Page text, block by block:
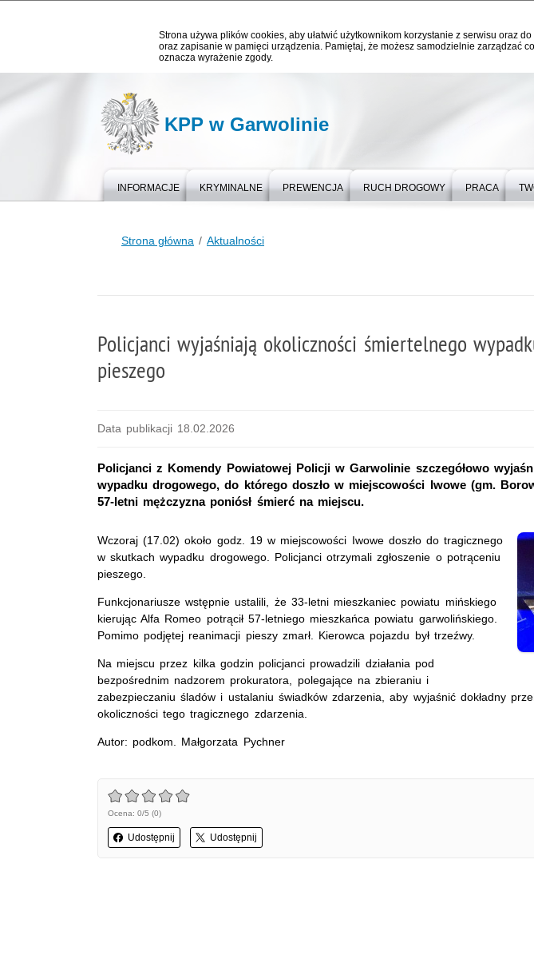
Strona używa plików cookies, aby ułatwić użytkownikom korzystanie z serwisu oraz
oraz zapisanie w pamięci urządzenia. Pamiętaj, że możesz samodzielnie zarządzać
oznacza wyrażenie zgody.
KPP w Garwolinie
INFORMACJE KRYMINALNE PREWENCJA RUCH DROGOWY PRACA
Strona główna Aktualności
Policjanci wyjaśniają okoliczności śmiertelnego
pieszego
Data publikacji 18.02.2026
Policjanci z Komendy Powiatowej Policji w Garwolinie szczegółowo
wypadku drogowego, do którego doszło w miejscowości Iwowe (gm.
57-letni mężczyzna poniósł śmierć na miejscu.
Wczoraj (17.02) około godz. 19 w miejscowości Iwowe doszło do tragicznego
w skutkach wypadku drogowego. Policjanci otrzymali zgłoszenie o potrąceniu
pieszego.
Funkcjonariusze wstępnie ustalili, że 33-letni mieszkaniec powiatu mińskiego
kierując Alfa Romeo potrącił 57-letniego mieszkańca powiatu garwolińskiego.
Pomimo podjętej reanimacji pieszy zmarł. Kierowca pojazdu był trzeźwy.
Na miejscu przez kilka godzin policjanci prowadzili działania pod
bezpośrednim nadzorem prokuratora, polegające na zbieraniu i
zabezpieczaniu śladów i ustalaniu świadków zdarzenia, aby wyjaśnić dokładny
okoliczności tego tragicznego zdarzenia.
Autor: podkom. Małgorzata Pychner
Ocena: 0/5 (0)
Udostępnij Udostępnij